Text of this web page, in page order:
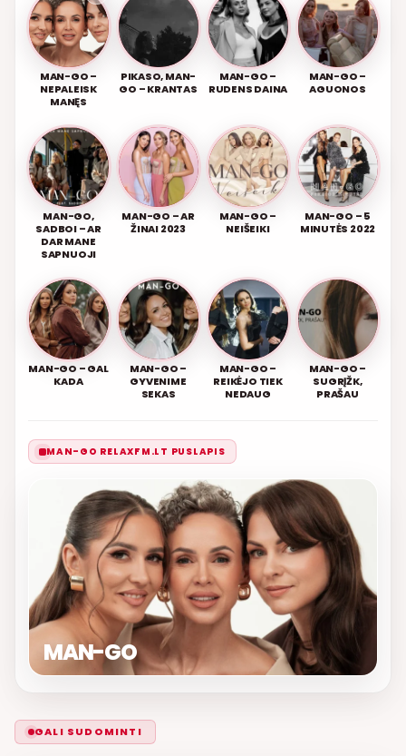
MAN-GO –
NEPALEISK
MANĘS
PIKASO, MAN-
GO – KRANTAS
MAN-GO –
RUDENS DAINA
MAN-GO –
AGUONOS
MAN-GO,
SADBOI – AR
DAR MANE
SAPNUOJI
MAN-GO – AR
ŽINAI 2023
MAN-GO –
NEIŠEIKI
MAN-GO – 5
MINUTĖS 2022
MAN-GO – GAL
KADA
MAN-GO –
GYVENIME
SEKAS
MAN-GO –
REIKĖJO TIEK
NEDAUG
MAN-GO –
SUGRĮŽK,
PRAŠAU
MAN-GO RELAXFM.LT PUSLAPIS
MAN-GO
GALI SUDOMINTI